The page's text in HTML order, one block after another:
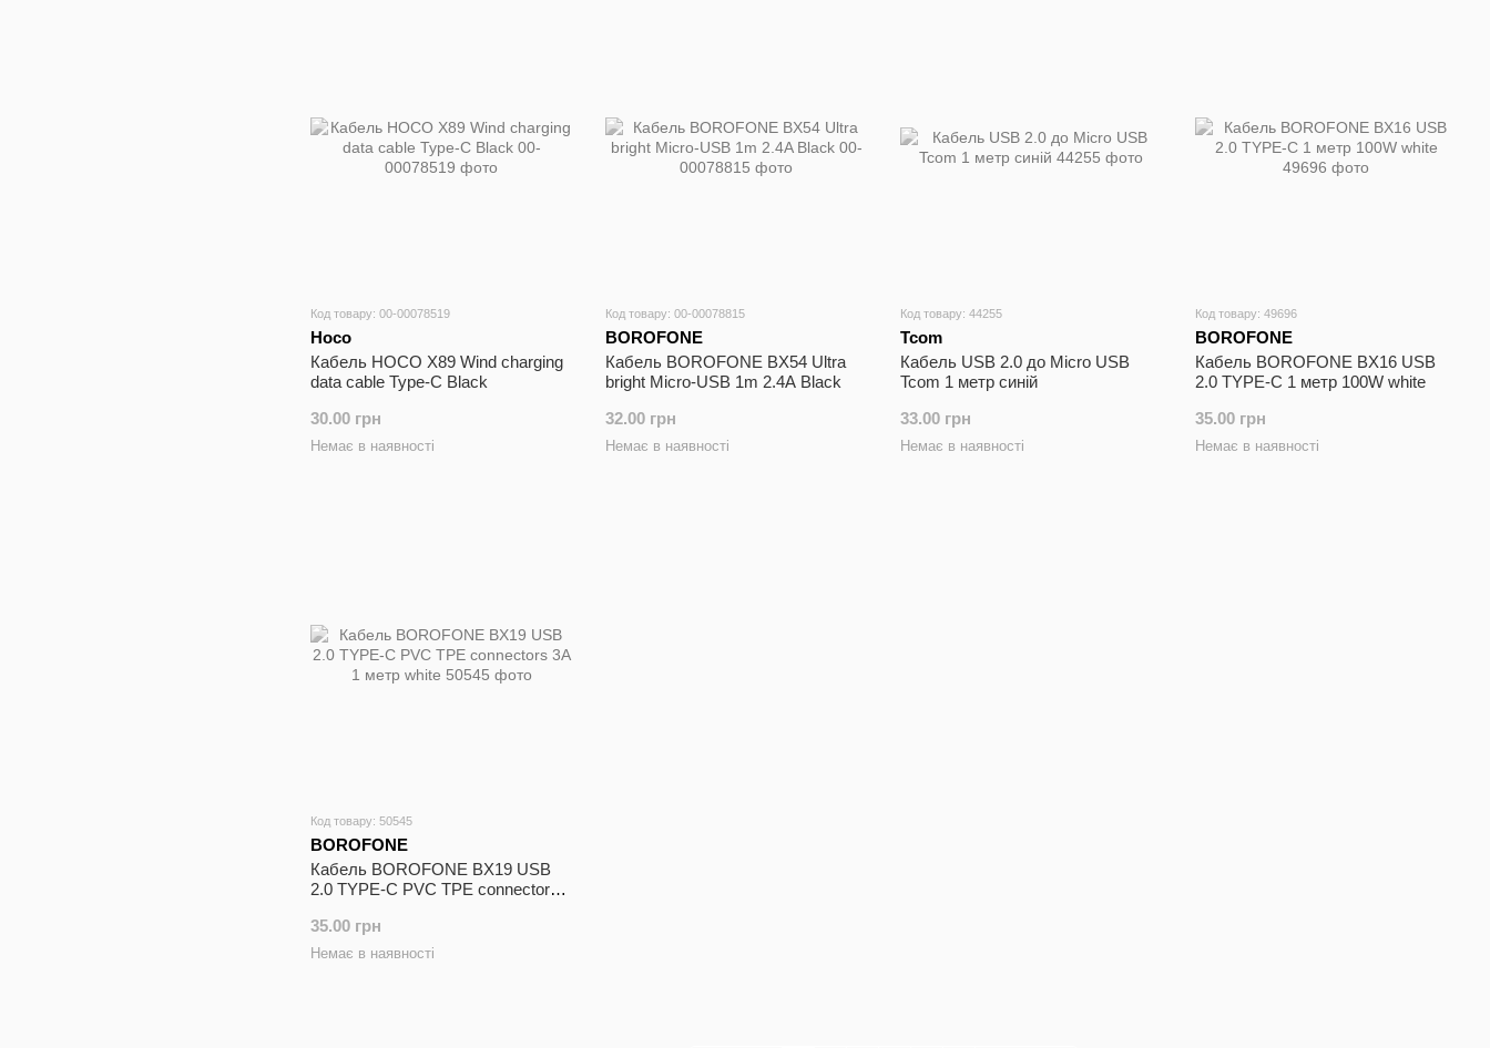
Код товару: 00-00078519
Hoco
Кабель HOCO X89 Wind charging
data cable Type-C Black
30.00 грн
Немає в наявності
Код товару: 00-00078815
BOROFONE
Кабель BOROFONE BX54 Ultra
bright Micro-USB 1m 2.4A Black
32.00 грн
Немає в наявності
Код товару: 44255
Tcom
Кабель USB 2.0 до Micro USB
Tcom 1 метр синій
33.00 грн
Немає в наявності
Код товару: 49696
BOROFONE
Кабель BOROFONE BX16 USB
2.0 TYPE-C 1 метр 100W white
35.00 грн
Немає в наявності
Код товару: 50545
BOROFONE
Кабель BOROFONE BX19 USB
2.0 TYPE-C PVC TPE connectors
35.00 грн
Немає в наявності